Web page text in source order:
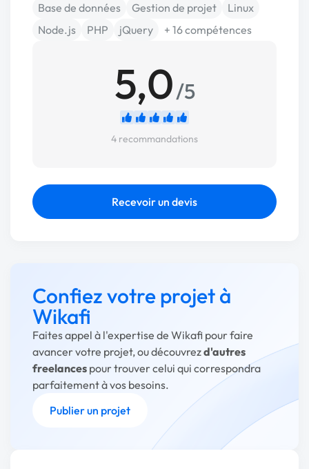
Base de données Gestion de projet
Linux
Node.js
PHP jQuery + 16 compétences
5,0/5
4 recommandations
Recevoir un devis
Confiez votre projet à
Wikafi
Faites appel à l'expertise de Wikafi pour faire
avancer votre projet, ou découvrezd'autres
freelances pour trouver celui qui correspondra
parfaitement à vos besoins.
Publier un projet